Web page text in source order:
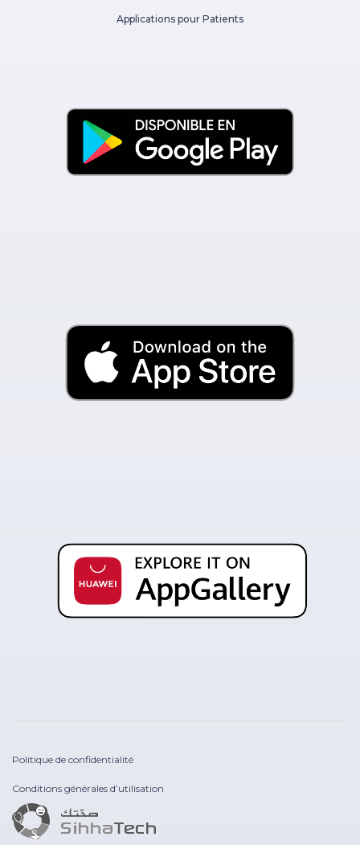
Applications pour Patients
Politique de confidentialité
Conditions générales d’utilisation